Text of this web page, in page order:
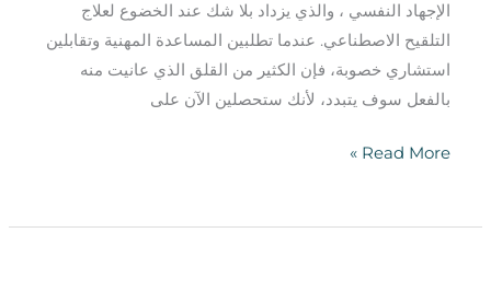
الإجهاد النفسي ، والذي يزداد بلا شك عند الخضوع لعلاج
التلقيح الاصطناعي. عندما تطلبين المساعدة المهنية وتقابلين
استشاري خصوبة، فإن الكثير من القلق الذي عانيت منه
بالفعل سوف يتبدد، لأنك ستحصلين الآن على
Read More »